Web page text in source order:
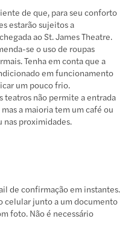
de que, para seu conforto
estarão sujeitos a
ao St. James Theatre.
se o uso de roupas
Tenha em conta que a
em funcionamento
um pouco frio.
teatros não permite a entrada
a maioria tem um café ou
nas proximidades.
de confirmação em instantes.
celular junto a um documento
foto. Não é necessário